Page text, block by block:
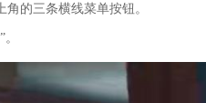
的三条横线菜单按钮。